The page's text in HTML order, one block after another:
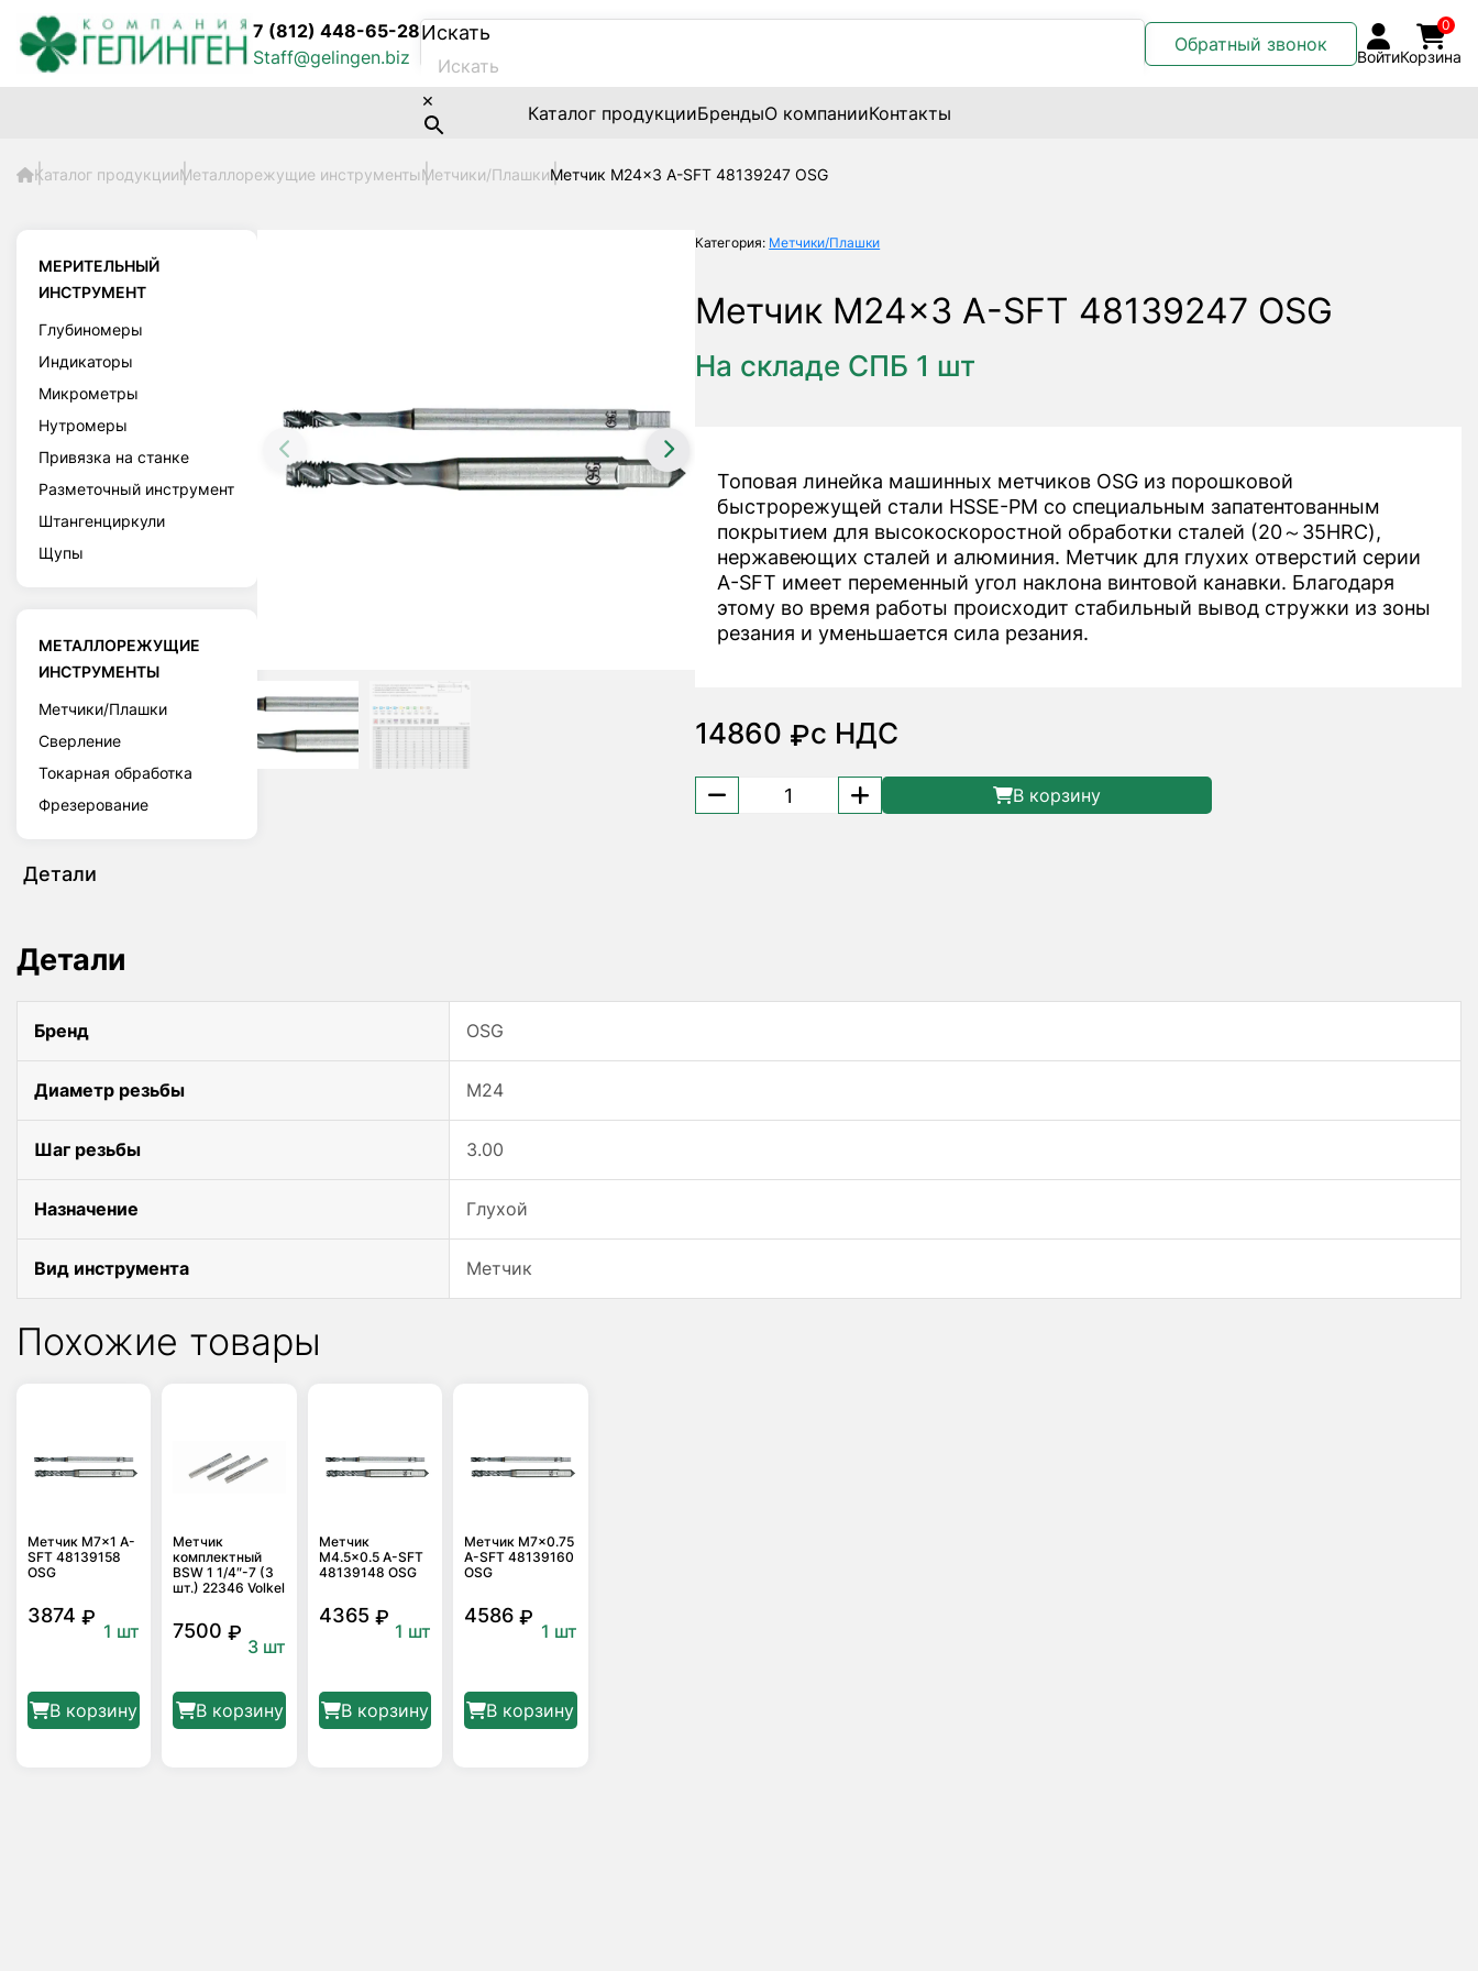
7 (812) 448-65-28
Staff@gelingen.biz
Искать
×
Обратный звонок
ВойтиКорзина
0
Каталог продукцииБрендыО компанииКонтакты
Каталог продукцииМеталлорежущие инструментыМетчики/ПлашкиМетчик M24x3 A-SFT 48139247 OSG
МЕРИТЕЛЬНЫЙ
ИНСТРУМЕНТ
Глубиномеры
Индикаторы
Микрометры
Нутромеры
Привязка на станке
Разметочный инструмент
Штангенциркули
Щупы
МЕТАЛЛОРЕЖУЩИЕ
ИНСТРУМЕНТЫ
Метчики/Плашки
Сверление
Токарная обработка
Фрезерование
Категория: Метчики/Плашки
Метчик M24x3 A-SFT 48139247 OSG
На складе СПБ 1 шт
Топовая линейка машинных метчиков OSG из порошковой
быстрорежущей стали HSSE-PM со специальным запатентованным
покрытием для высокоскоростной обработки сталей (20～35HRC),
нержавеющих сталей и алюминия. Метчик для глухих отверстий серии
A-SFT имеет переменный угол наклона винтовой канавки. Благодаря
этому во время работы происходит стабильный вывод стружки из зоны
резания и уменьшается сила резания.
14860 ₽с НДС
Количество
товара
В корзину
Детали
Детали
Бренд OSG
Диаметр резьбы M24
Шаг резьбы 3.00
Назначение Глухой
Вид инструмента Метчик
Похожие товары
Метчик M7x1 A-
SFT 48139158
OSG
3874 ₽
1 шт
В корзину
Метчик
комплектный
BSW 1 1/4″-7 (3
шт.) 22346 Volkel
7500₽
3 шт
В корзину
Метчик
M4.5×0.5 A-SFT
48139148 OSG
4365 ₽
1 шт
В корзину
Метчик M7x0.75
A-SFT 48139160
OSG
4586₽
1 шт
В корзину